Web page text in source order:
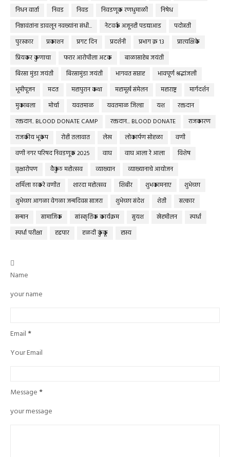
निधन वार्ता
निवड निवड निवडणूक रणधुमाळी
निषेध
निष्ठावंतांना डावलून नवख्यांना संधी...
नेटवर्क अजूनही पडद्याआड
पदोन्नती
पुरस्कार
प्रकाशन प्रगट दिन प्रदर्शनी प्रभाग क्र १३
प्रात्यक्षिके
प्रियकर कुणाचा
फरार आरोपीला अटक
बाळासाहेब जयंती
बिरसा मुंडा जयंती
बिरसामुंडा जयंती भागवत सप्ताह
भावपूर्ण श्रद्धांजली
भूमीपूजन
मदत महापुरान कथा महामूर्ख संमेलन महाराष्ट्र
मार्गदर्शन
मुकाबला
मोर्चा यवतमाळ यवतमाळ जिल्हा यश
रक्तदान
रक्तदान.. BLOOD DONATE CAMP
रक्तदान... BLOOD DONATE
राजकारण
राजकीय भूकंप
रोही तलावात लेख लोकार्पण सोहळा
वणी
वणी नगर परिषद निवडणूक 2025
वाघ वाघ आला रे आला
विशेष
वृक्षारोपण
वैकुंठ महोत्सव व्याख्यान
व्याख्यानाचे आयोजन
शर्मिला ठाकरे वणीत
शारदा महोत्सव शिबीर शुभकामनाए
शुभेच्छा
शुभेच्छा आगळा वेगळा जन्मदिवस साजरा
शुभेच्छा संदेश शेती
सत्कार
सन्मान
सामाजिक सांस्कृतिक कार्यक्रम सुयश स्नेहमीलन
स्पर्धा
स्पर्धा परीक्षा
हद्दपार हळदी कुंकू हास्य

Name
your name
Email *
Your Email
Message *
your message